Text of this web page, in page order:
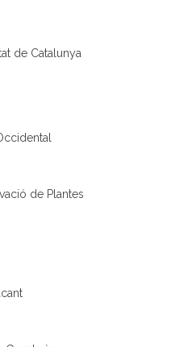
de Catalunya
de Plantes